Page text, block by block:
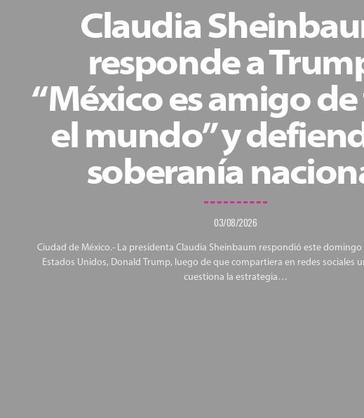
Claudia
responde a
“México es amigo
el mundo” y
soberanía
03/08/2026
Ciudad de México.- La presidenta Claudia Sheinbaum respondió este
Estados Unidos, Donald Trump, luego de que compartiera en redes sociales
cuestiona la estrategia…